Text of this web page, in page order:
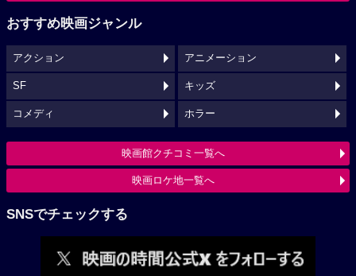
おすすめ映画ジャンル
アクション アニメーション
SF キッズ
コメディ ホラー
映画館クチコミ一覧へ
映画ロケ地一覧へ
SNSでチェックする